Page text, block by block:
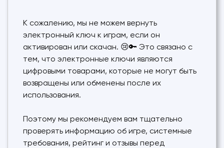
К сожалению, мы не можем вернуть
электронный ключ к играм, если он
активирован или скачан. 😢🔑 Это связано с
тем, что электронные ключи являются
цифровыми товарами, которые не могут быть
возвращены или обменены после их
использования.
Поэтому мы рекомендуем вам тщательно
проверять информацию об игре, системные
требования, рейтинг и отзывы перед